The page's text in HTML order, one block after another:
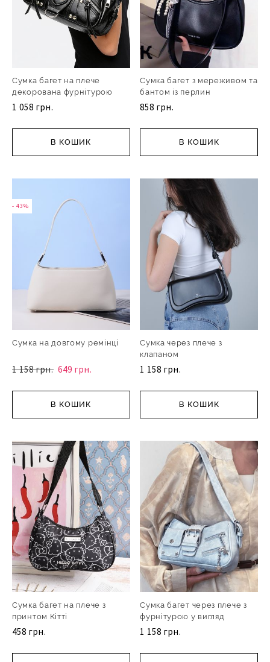
Сумка багет на плече
декорована фурнітурою
1 058 грн.
В КОШИК
Сумка багет з мереживом та
бантом із перлин
858 грн.
В КОШИК
- 43%
Сумка на довгому ремінці
1 158 грн. 649 грн.
В КОШИК
Сумка через плече з
клапаном
1 158 грн.
В КОШИК
Сумка багет на плече з
принтом Кітті
458 грн.
Сумка багет через плече з
фурнітурою у вигляд
1 158 грн.